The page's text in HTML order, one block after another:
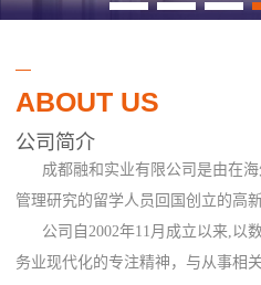
ABOUT US
公司简介
成都融和实业有限公司是由在海
管理研究的留学人员回国创立的高
公司自2002年11月成立以来,以
务业现代化的专注精神，与从事相